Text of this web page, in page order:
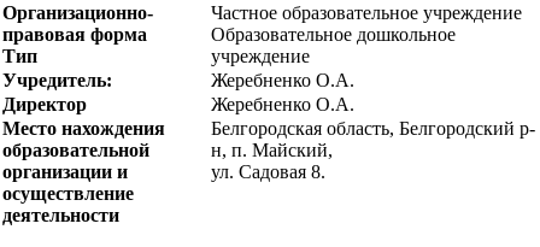
Организационно-
правовая форма
Тип
Частное образовательное учреждение
Образовательное дошкольное
учреждение
Учредитель:
Жеребненко О.А.
Директор
Жеребненко О.А.
Место нахождения
образовательной
организации и
осуществление
деятельности
Белгородская область, Белгородский р-
н, п. Майский,
ул. Садовая 8.